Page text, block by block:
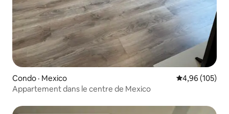
Condo · Mexico Note
4,96 (105)
Appartement dans le centre de Mexico